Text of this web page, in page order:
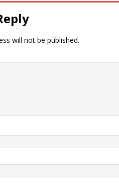
will not be published.